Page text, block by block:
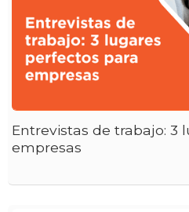
Entrevistas de trabajo: 3
empresas